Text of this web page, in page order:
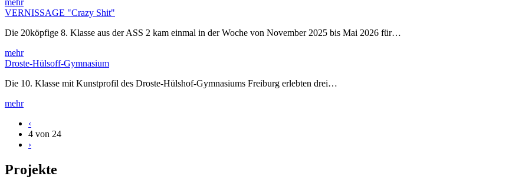
mehr
VERNISSAGE "Crazy Shit"
Die 20köpfige 8. Klasse aus der ASS 2 kam einmal in der Woche von November 2025 bis Mai 2026 für…
mehr
Droste-Hülsoff-Gymnasium
Die 10. Klasse mit Kunstprofil des Droste-Hülshof-Gymnasiums Freiburg erlebten drei…
mehr
‹
4 von 24
›
Projekte